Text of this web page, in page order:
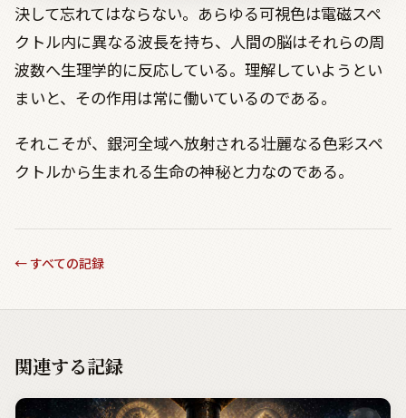
決して忘れてはならない。あらゆる可視色は電磁スペ
クトル内に異なる波長を持ち、人間の脳はそれらの周
波数へ生理学的に反応している。理解していようとい
まいと、その作用は常に働いているのである。
それこそが、銀河全域へ放射される壮麗なる色彩スペ
クトルから生まれる生命の神秘と力なのである。
←すべての記録
関連する記録